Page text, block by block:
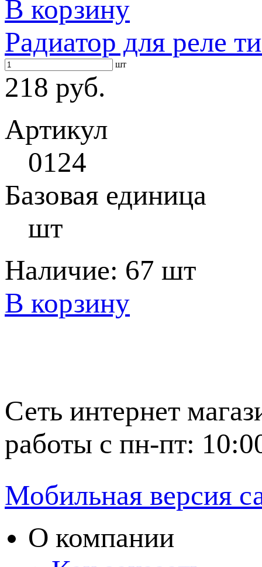
В корзину
Радиатор для реле
шт
218 руб.
Артикул
0124
Базовая единица
шт
Наличие: 67 шт
В корзину
Сеть интернет
работы с пн-пт:
Мобильная версия
О компании